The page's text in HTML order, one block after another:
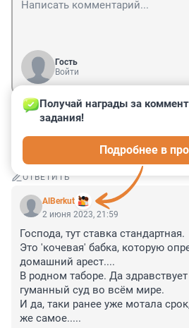
Гость
Войти
Гость
Цыганка. Срок сидела уже за
ОТВЕТИТЬ
AlBerkut
Получай награды за
задания!
Подробнее в
2 июня 2023, 21:59
Господа, тут ставка стандартная.
Это 'кочевая' бабка, которую
домашний арест....
В родном таборе. Да
гуманный суд во всём мире.
И да, таки ранее уже мотала
же самое.....